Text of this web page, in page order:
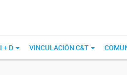
I + D VINCULACIÓN C&T